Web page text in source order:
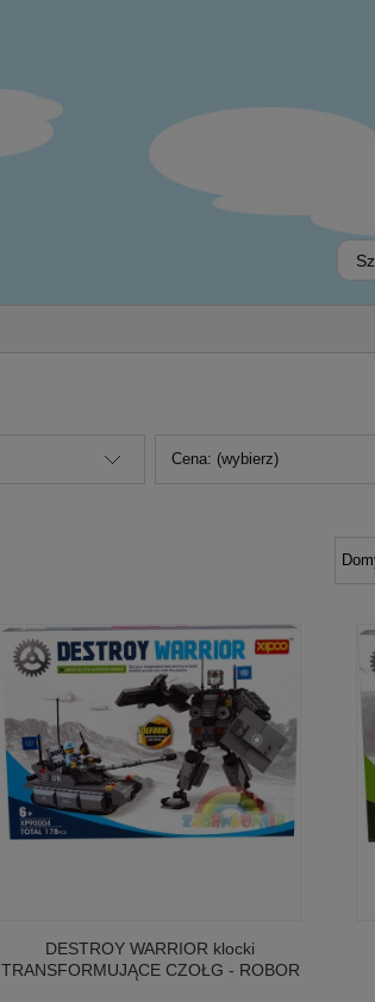
Cena: (wybierz)
DESTROY WARRIOR klocki
TRANSFORMUJĄCE CZOŁG - ROBOR